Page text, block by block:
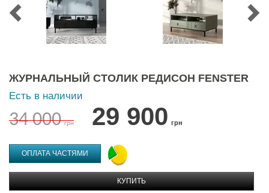
ЖУРНАЛЬНЫЙ СТОЛИК РЕДИСОН FENSTER
Есть в наличии
34 000 грн 29 900 грн
ОПЛАТА ЧАСТЯМИ
КУПИТЬ